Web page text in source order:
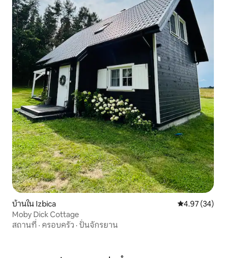
บ้านใน Izbica คะแนนเฉลี่ย
4.97 (34)
Moby Dick Cottage
สถานที่ · ครอบครัว · ปั่นจักรยาน